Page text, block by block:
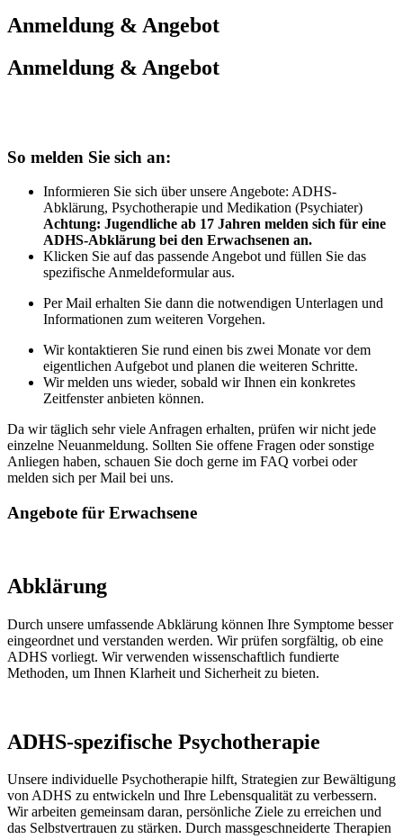
Anmeldung & Angebot
Anmeldung & Angebot
So melden Sie sich an:
Informieren Sie sich über unsere Angebote: ADHS-
Abklärung, Psychotherapie und Medikation (Psychiater)
Achtung: Jugendliche ab 17 Jahren melden sich für eine
ADHS-Abklärung bei den Erwachsenen an.
Klicken Sie auf das passende Angebot und füllen Sie das
spezifische Anmeldeformular aus.
Per Mail erhalten Sie dann die notwendigen Unterlagen und
Informationen zum weiteren Vorgehen.
Wir kontaktieren Sie rund einen bis zwei Monate vor dem
eigentlichen Aufgebot und planen die weiteren Schritte.
Wir melden uns wieder, sobald wir Ihnen ein konkretes
Zeitfenster anbieten können.
Da wir täglich sehr viele Anfragen erhalten, prüfen wir nicht jede
einzelne Neuanmeldung. Sollten Sie offene Fragen oder sonstige
Anliegen haben, schauen Sie doch gerne im FAQ vorbei oder
melden sich per Mail bei uns.
Angebote für Erwachsene
Abklärung
Durch unsere umfassende Abklärung können Ihre Symptome besser
eingeordnet und verstanden werden. Wir prüfen sorgfältig, ob eine
ADHS vorliegt. Wir verwenden wissenschaftlich fundierte
Methoden, um Ihnen Klarheit und Sicherheit zu bieten.
ADHS-spezifische Psychotherapie
Unsere individuelle Psychotherapie hilft, Strategien zur Bewältigung
von ADHS zu entwickeln und Ihre Lebensqualität zu verbessern.
Wir arbeiten gemeinsam daran, persönliche Ziele zu erreichen und
das Selbstvertrauen zu stärken. Durch massgeschneiderte Therapien